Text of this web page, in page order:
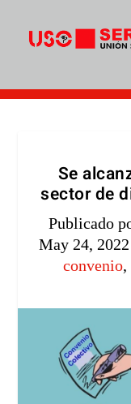
Se
sector de
Publicado
May 24, 2022
convenio,